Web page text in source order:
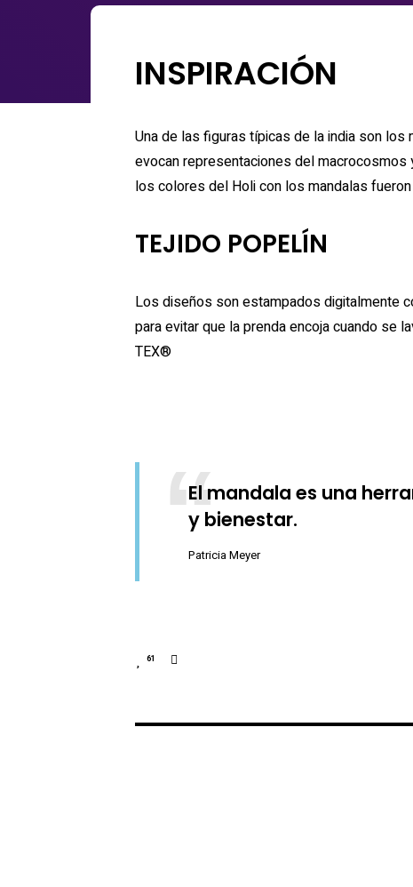
INSPIRACIÓN
Una de las figuras típicas de la india son
evocan representaciones del
los colores del Holi con los mandalas
TEJIDO POPELÍN
Los diseños son estampados digitalmente
para evitar que la prenda encoja cuando se
TEX®
El mandala es una
y bienestar.
Patricia Meyer
61